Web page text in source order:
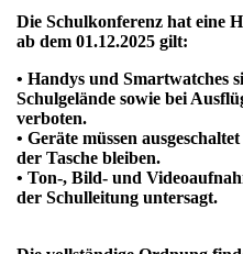
Die Schulkonferenz hat eine
ab dem 01.12.2025 gilt:
• Handys und Smartwatches
Schulgelände sowie bei
verboten.
• Geräte müssen
der Tasche bleiben.
• Ton-, Bild- und
der Schulleitung untersagt.